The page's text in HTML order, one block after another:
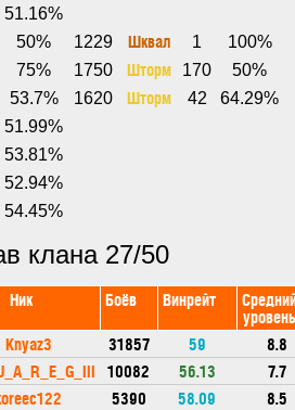
51.16%
50% 1229 Шквал 1 100%
75% 1750 Шторм 170 50%
53.7% 1620 Шторм 42 64.29%
51.99%
53.81%
52.94%
54.45%
клана 27/50
Ник Боёв Винрейт
уровень
Knyaz3 31857 59
8.8
10082 56.13
7.7
5390 58.09
8.5